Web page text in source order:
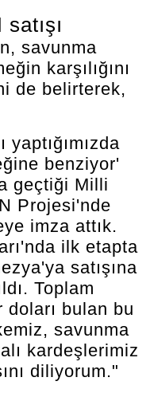
savunma
karşılığını
de belirterek,
yaptığımızda
benziyor'
geçtiği Milli
Projesi'nde
imza attık.
ilk etapta
satışına
Toplam
doları bulan bu
savunma
kardeşlerimiz
diliyorum."